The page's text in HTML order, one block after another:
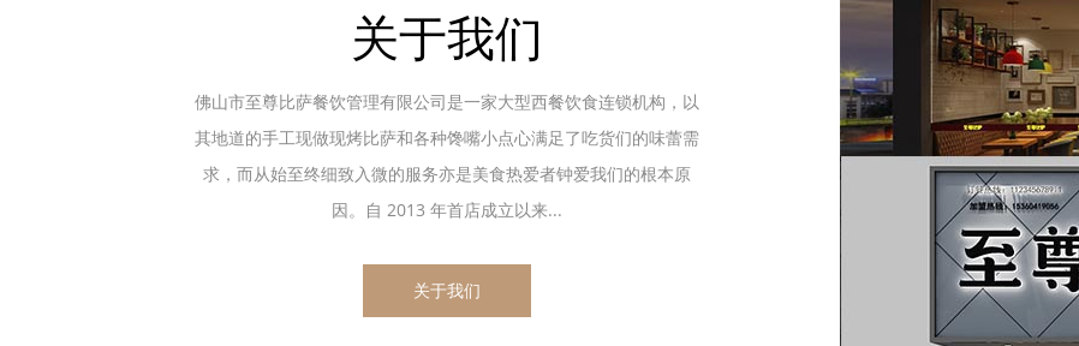
关于我们
佛山市至尊比萨餐饮管理有限公司是一家大型西餐饮食连锁机构，以
其地道的手工现做现烤比萨和各种馋嘴小点心满足了吃货们的味蕾需
求，而从始至终细致入微的服务亦是美食热爱者钟爱我们的根本原
因。自 2013 年首店成立以来...
关于我们